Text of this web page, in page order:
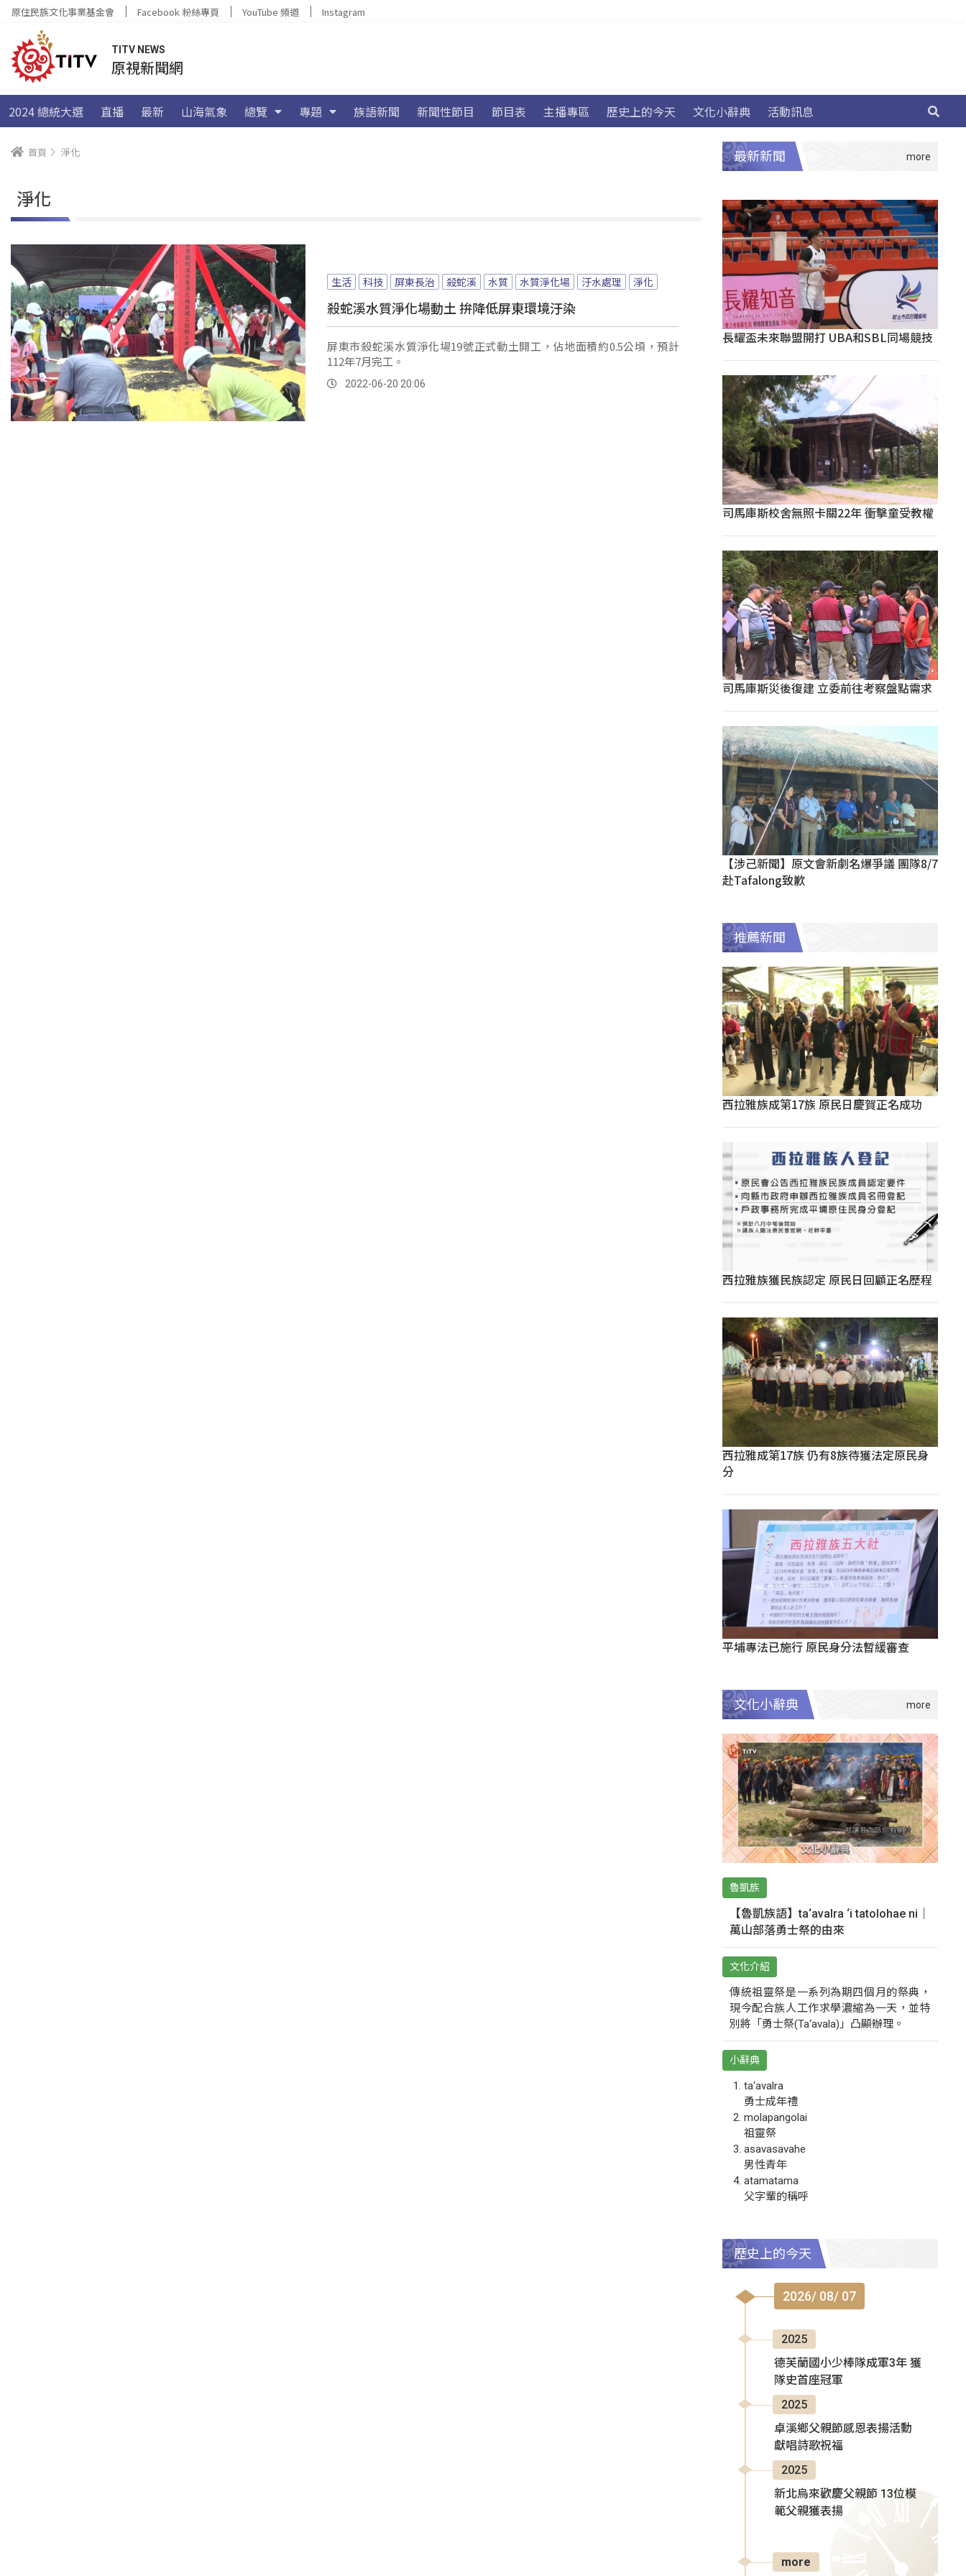
原住民族文化事業基金會 Facebook 粉絲專頁 YouTube 頻道 Instagram
TITV NEWS
原視新聞網
2024 總統大選 直播 最新 山海氣象 總覽 專題 族語新聞 新聞性節目 節目表 主播專區 歷史上的今天 文化小辭典 活動訊息
首頁 淨化
淨化
生活 科技 屏東長治 殺蛇溪 水質 水質淨化場 汙水處理 淨化
殺蛇溪水質淨化場動土 拚降低屏東環境汙染
屏東市殺蛇溪水質淨化場19號正式動土開工，佔地面積約0.5公頃，預計
112年7月完工。
2022-06-20 20:06
最新新聞
長耀盃未來聯盟開打 UBA和SBL同場競技
司馬庫斯校舍無照卡關22年 衝擊童受教權
司馬庫斯災後復建 立委前往考察盤點需求
【涉己新聞】原文會新劇名爆爭議 團隊8/7
赴Tafalong致歉
推薦新聞
西拉雅族成第17族 原民日慶賀正名成功
西拉雅族獲民族認定 原民日回顧正名歷程
西拉雅成第17族 仍有8族待獲法定原民身
分
平埔專法已施行 原民身分法暫緩審查
文化小辭典
魯凱族
【魯凱族語】ta‘avalra ‘i tatolohae ni｜
萬山部落勇士祭的由來
文化介紹
傳統祖靈祭是一系列為期四個月的祭典，
現今配合族人工作求學濃縮為一天，並特
別將「勇士祭(Ta‘avala)」凸顯辦理。
小辭典
ta‘avalra
勇士成年禮
molapangolai
祖靈祭
asavasavahe
男性青年
atamatama
父字輩的稱呼
歷史上的今天
2026/ 08/ 07
2025
德芙蘭國小少棒隊成軍3年 獲
隊史首座冠軍
2025
卓溪鄉父親節感恩表揚活動
獻唱詩歌祝福
2025
新北烏來歡慶父親節 13位模
範父親獲表揚
more